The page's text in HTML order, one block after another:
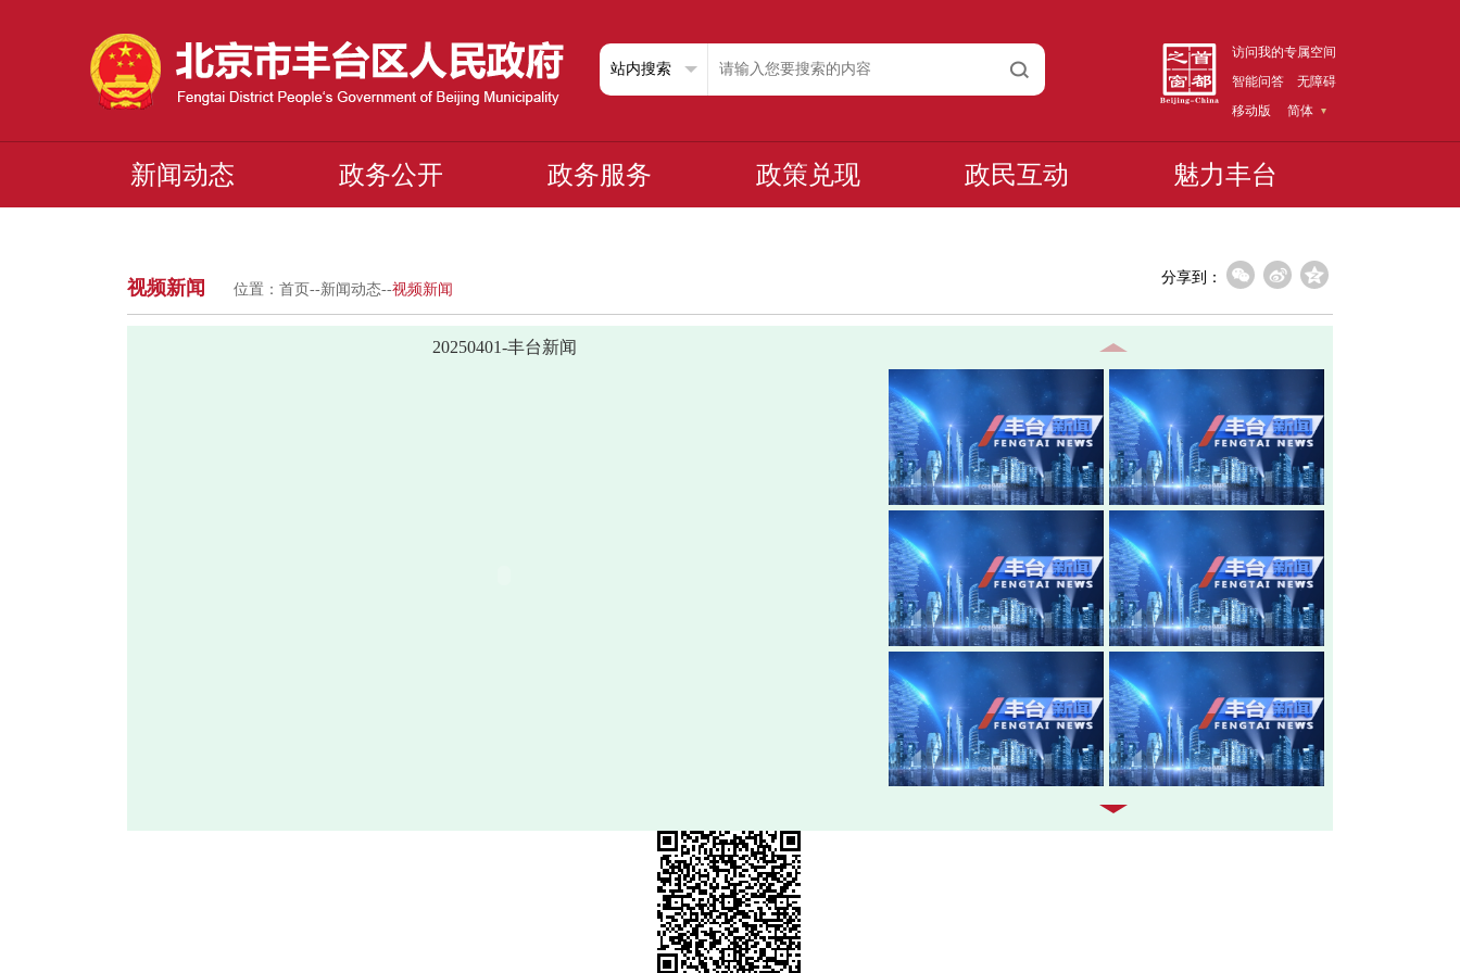
访问我的专属空间
智能问答
无障碍
移动版
简体
新闻动态 政务公开 政务服务 政策兑现 政民互动 魅力丰台
视频新闻 位置： 首页 --新闻动态--视频新闻
分享到：
20250401-丰台新闻
20260805-丰台新闻
20260803-丰台新闻
20260730-丰台新闻